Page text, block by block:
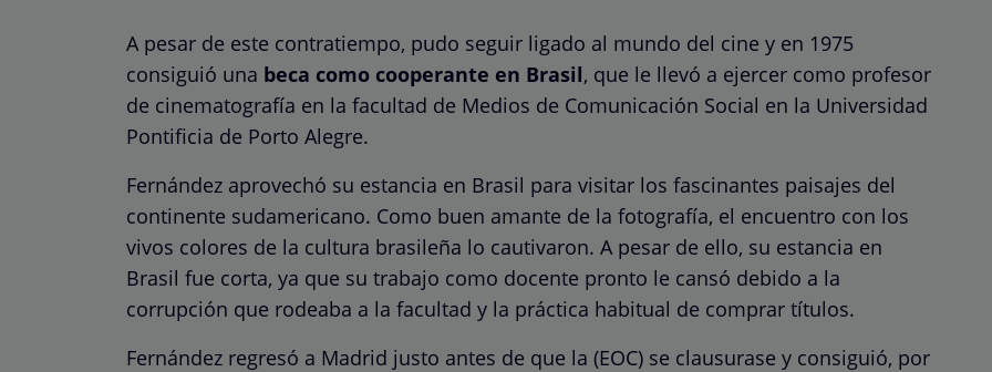
A pesar de este contratiempo, pudo seguir ligado al mundo del cine y en 1975
consiguió una beca como cooperante en Brasil, que le llevó a ejercer como profesor
de cinematografía en la facultad de Medios de Comunicación Social en la Universidad
Pontificia de Porto Alegre.
Fernández aprovechó su estancia en Brasil para visitar los fascinantes paisajes del
continente sudamericano. Como buen amante de la fotografía, el encuentro con los
vivos colores de la cultura brasileña lo cautivaron. A pesar de ello, su estancia en
Brasil fue corta, ya que su trabajo como docente pronto le cansó debido a la
corrupción que rodeaba a la facultad y la práctica habitual de comprar títulos.
Fernández regresó a Madrid justo antes de que la (EOC) se clausurase y consiguió, por